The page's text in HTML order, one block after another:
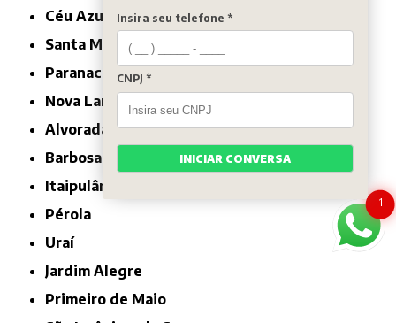
Céu Azul
Santa Mariana
Paranacity
Nova Laranjeiras
Alvorada do Sul
Barbosa Ferraz
Itaipulândia
Pérola
Uraí
Jardim Alegre
Primeiro de Maio
1
Insira seu telefone *
CNPJ *
INICIAR CONVERSA